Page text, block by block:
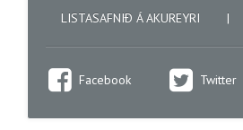
LISTASAFNIÐ Á AKUREYRI |
Facebook Twitter